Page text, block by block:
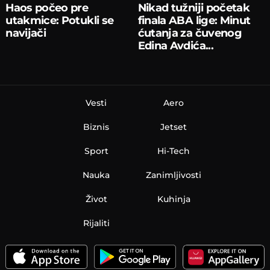
Haos počeo pre
utakmice: Potukli se
navijači
Nikad tužniji početak
finala ABA lige: Minut
ćutanja za čuvenog
Edina Avdića...
Vesti
Biznis
Sport
Nauka
Aero
Jetset
Hi-Tech
Zanimljivosti
Život Kuhinja
Rijaliti